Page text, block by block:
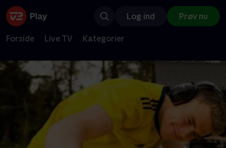
Log ind Prøv nu
Forside Live TV Kategorier